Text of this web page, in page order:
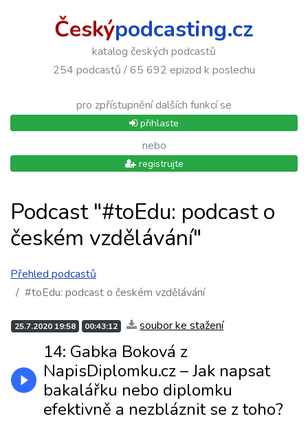
Českýpodcasting.cz
katalog českých podcastů
254 podcastů / 65 692 epizod k poslechu
pro zpřístupnění dalších funkcí se
přihlaste
nebo
registrujte
Podcast "#toEdu: podcast o
českém vzdělávání"
Přehled podcastů
#toEdu: podcast o českém vzdělávání
25.7.2020 19:58 00:43:12 soubor ke stažení
14: Gabka Boková z
NapisDiplomku.cz – Jak napsat
bakalářku nebo diplomku
efektivně a nezbláznit se z toho?